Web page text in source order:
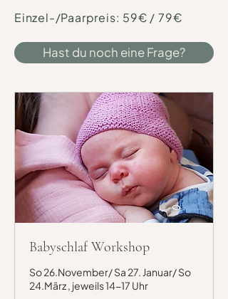
Einzel-/Paarpreis: 59€ / 79€
Hast du noch eine Frage?
Babyschlaf Workshop
So 26.November/ Sa 27. Januar/ So
24.März , jeweils 14-17 Uhr